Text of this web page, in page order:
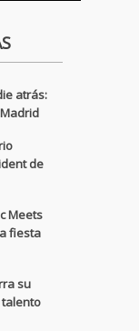
atrás:
de
Meets
fiesta
su